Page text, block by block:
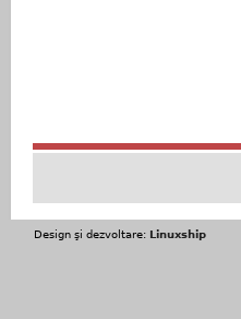
Design şi dezvoltare: Linuxship